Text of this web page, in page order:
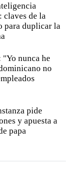
claves de la
para duplicar la
"Yo nunca he
no
pide
y apuesta a
papa